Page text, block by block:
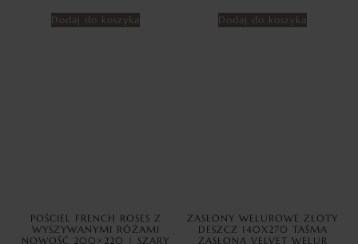
Dodaj do koszyka Dodaj do koszyka
POŚCIEL FRENCH ROSES Z
WYSZYWANYMI RÓŻAMI
NOWOŚĆ 200×220 | SZARY
ZASŁONY WELUROWE ZŁOTY
DESZCZ 140X270 TAŚMA
ZASŁONA VELVET WELUR